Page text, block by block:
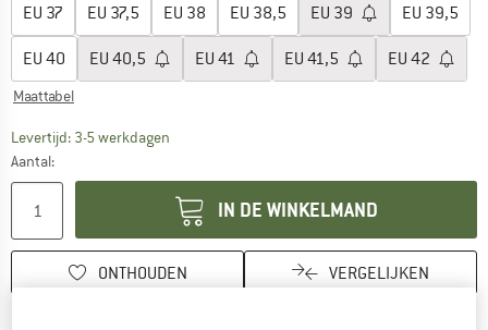
EU 37 EU 37,5 EU 38 EU 38,5 EU 39 EU 39,5
EU 40 EU 40,5 EU 41 EU 41,5 EU 42
Maattabel
Levertijd: 3-5 werkdagen
Aantal:
IN DE WINKELMAND
ONTHOUDEN VERGELIJKEN